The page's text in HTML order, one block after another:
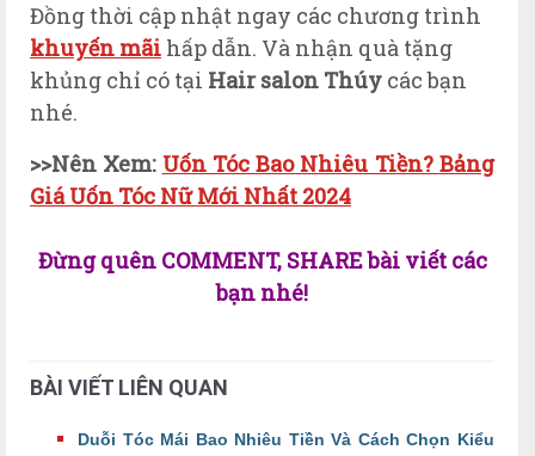
Đồng thời cập nhật ngay các chương trình
khuyến mãi hấp dẫn. Và nhận quà tặng
khủng chỉ có tại Hair salon Thúy các bạn
nhé.
>>Nên Xem: Uốn Tóc Bao Nhiêu Tiền? Bảng
Giá Uốn Tóc Nữ Mới Nhất 2024
Đừng quên COMMENT, SHARE bài viết các
bạn nhé!
BÀI VIẾT LIÊN QUAN
Duỗi Tóc Mái Bao Nhiêu Tiền Và Cách Chọn Kiểu